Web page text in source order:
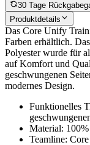
30 Tage
Produktdetails
Das Core Unify
Farben erhältlich.
Polyester wurde für
auf Komfort und
geschwungenen
modernes Design.
Funktionelles
Material:
Teamline: